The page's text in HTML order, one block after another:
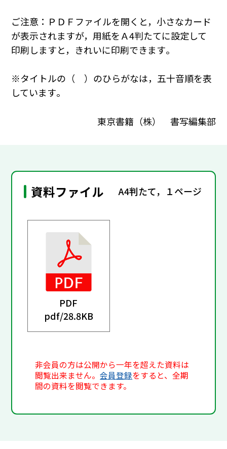
ご注意：ＰＤＦファイルを開くと，小さなカード
が表示されますが，用紙をＡ4判たてに設定して
印刷しますと，きれいに印刷できます｡
※タイトルの（ ）のひらがなは，五十音順を表
しています｡
東京書籍（株） 書写編集部
資料ファイル A4判たて，１ページ
PDF
pdf/28.8KB
非会員の方は公開から一年を超えた資料は
閲覧出来ません。会員登録をすると、全期
間の資料を閲覧できます。